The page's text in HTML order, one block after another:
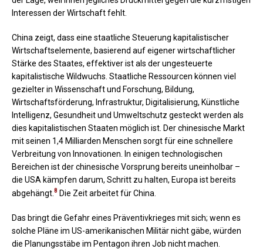
Interessen der Wirtschaft fehlt.
China zeigt, dass eine staatliche Steuerung kapitalistischer
Wirtschaftselemente, basierend auf eigener wirtschaftlicher
Stärke des Staates, effektiver ist als der ungesteuerte
kapitalistische Wildwuchs. Staatliche Ressourcen können viel
gezielter in Wissenschaft und Forschung, Bildung,
Wirtschaftsförderung, Infrastruktur, Digitalisierung, Künstliche
Intelligenz, Gesundheit und Umweltschutz gesteckt werden als
dies kapitalistischen Staaten möglich ist. Der chinesische Markt
mit seinen 1,4 Milliarden Menschen sorgt für eine schnellere
Verbreitung von Innovationen. In einigen technologischen
Bereichen ist der chinesische Vorsprung bereits uneinholbar –
die USA kämpfen darum, Schritt zu halten, Europa ist bereits
abgehängt. 8 Die Zeit arbeitet für China.
Das bringt die Gefahr eines Präventivkrieges mit sich; wenn es
solche Pläne im US-amerikanischen Militär nicht gäbe, würden
die Planungsstäbe im Pentagon ihren Job nicht machen.